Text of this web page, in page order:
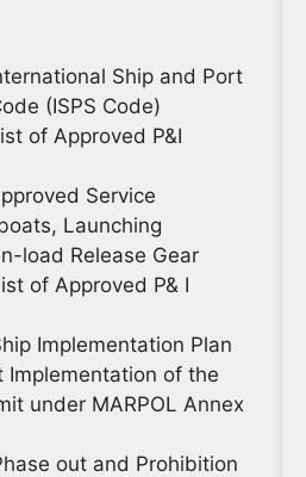
Ship and Port
(ISPS Code)
of Approved P&I
Service
Launching
load Release Gear
of Approved P& I
Implementation Plan
Implementation of the
under MARPOL Annex
out and Prohibition